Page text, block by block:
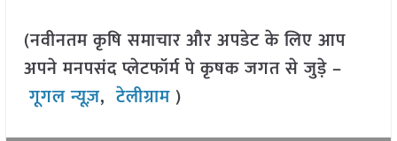
(नवीनतम कृषि समाचार और अपडेट के लिए आप
अपने मनपसंद प्लेटफॉर्म पे कृषक जगत से जुड़े –
गूगल न्यूज़,टेलीग्राम )